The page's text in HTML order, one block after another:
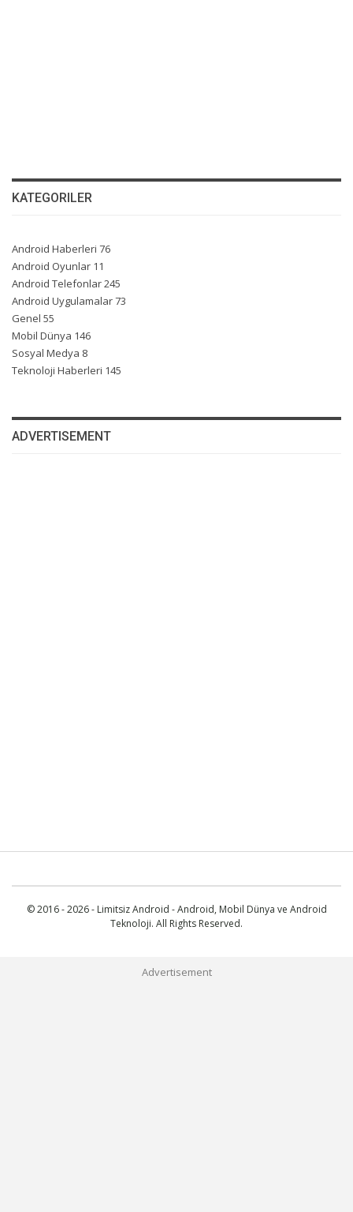
KATEGORILER
Android Haberleri 76
Android Oyunlar 11
Android Telefonlar245
Android Uygulamalar73
Genel 55
Mobil Dünya 146
Sosyal Medya 8
Teknoloji Haberleri 145
ADVERTISEMENT
© 2016 - 2026 - Limitsiz Android - Android, Mobil Dünya ve Android
Teknoloji. All Rights Reserved.
Advertisement